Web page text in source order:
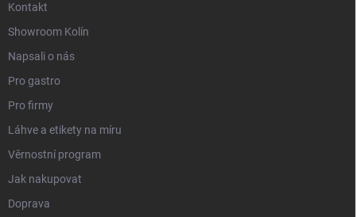
Kontakt
Showroom Kolín
Napsali o nás
Pro gastro
Pro firmy
Láhve a etikety na míru
Věrnostní program
Jak nakupovat
Doprava